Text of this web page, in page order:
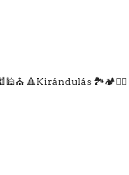
🔺Kirándulás 🏞️🏕️🧗‍♀️